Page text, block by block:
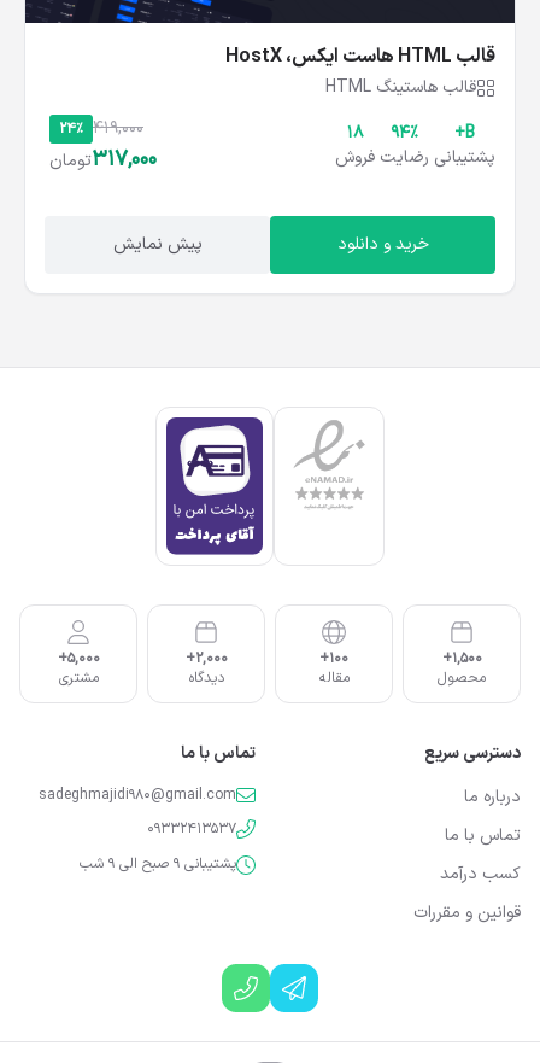
قالب HTML هاست ایکس، HostX
قالب هاستینگ HTML
B+
پشتیبانی
۹۴%
رضایت
18
فروش
24% 419,000
317,000تومان
خرید و دانلود پیش نمایش
1,500+
محصول
100+
مقاله
2,000+
دیدگاه
5,000+
مشتری
دسترسی سریع
درباره ما
تماس با ما
کسب درآمد
قوانین و مقررات
تماس با ما
sadeghmajidi980@gmail.com
09332413537
پشتیبانی 9 صبح الی 9 شب